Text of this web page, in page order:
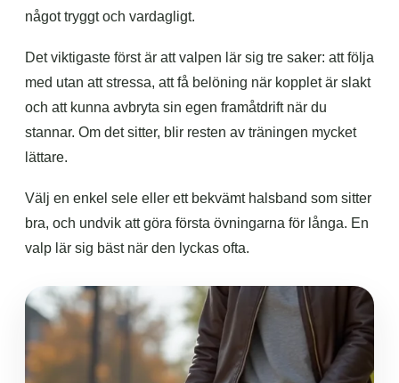
något tryggt och vardagligt.
Det viktigaste först är att valpen lär sig tre saker: att följa
med utan att stressa, att få belöning när kopplet är slakt
och att kunna avbryta sin egen framåtdrift när du
stannar. Om det sitter, blir resten av träningen mycket
lättare.
Välj en enkel sele eller ett bekvämt halsband som sitter
bra, och undvik att göra första övningarna för långa. En
valp lär sig bäst när den lyckas ofta.